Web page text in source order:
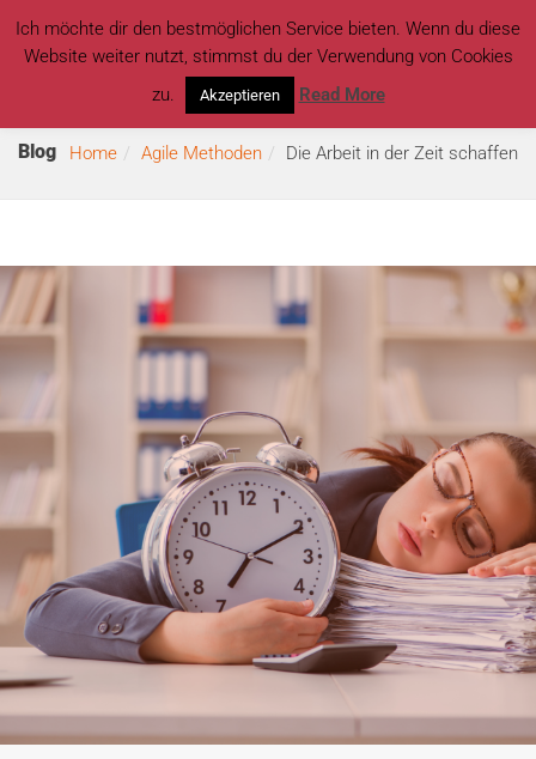
Blog Home Agile Methoden Die Arbeit in der Zeit schaffen
Ich möchte dir den bestmöglichen Service bieten. Wenn du diese
Website weiter nutzt, stimmst du der Verwendung von Cookies
zu.
Akzeptieren Read More